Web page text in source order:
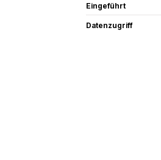
Eingeführt
Datenzugriff